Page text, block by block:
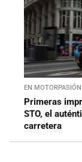
EN MOTORPASIÓN
Primeras
STO, el
carretera